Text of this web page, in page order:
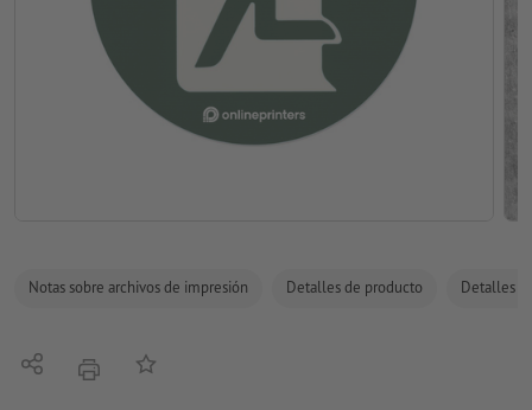
Notas sobre archivos de impresión Detalles de producto Detalles
CompartirimprimirAñadir a lista de favoritos